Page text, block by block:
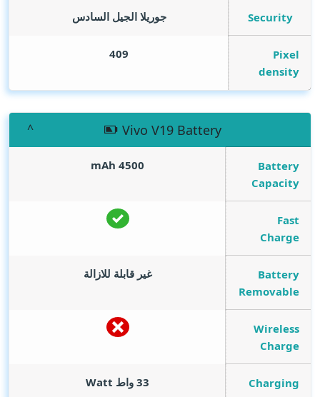
Security جوريلا الجيل السادس
Pixel
density
409
Vivo V19 Battery
Battery
Capacity
4500
mAh
Fast
Charge
Battery
Removable
غير قابلة للازالة
Wireless
Charge
Charging
33 واط Watt